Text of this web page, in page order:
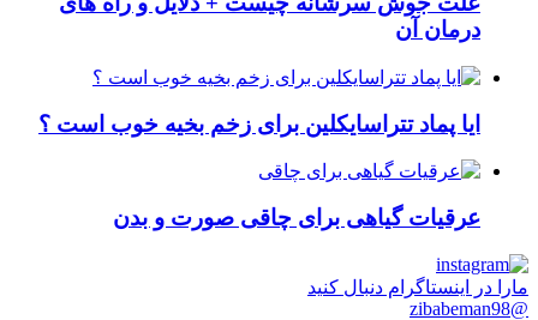
درمان آن
ایا پماد تتراسایکلین برای زخم بخیه خوب است ؟
عرقیات گیاهی برای چاقی صورت و بدن
مارا در اینستاگرام دنبال کنید
@zibabeman98